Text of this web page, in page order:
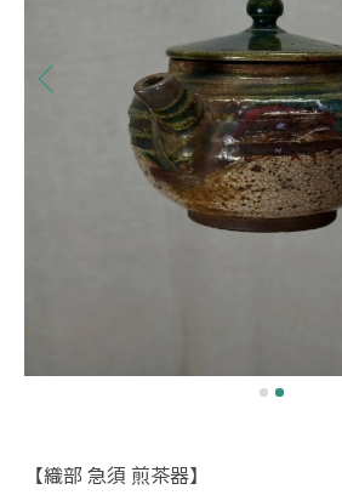
【織部 急須 煎茶器】